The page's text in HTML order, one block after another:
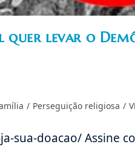
quer levar o
/ Perseguição religiosa /
sua-doacao/ Assine